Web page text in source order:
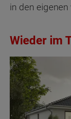
in den eigenen
Wieder im